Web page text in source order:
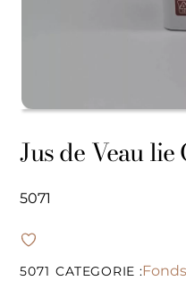
Jus de Veau lie
5071
5071 CATEGORIE :